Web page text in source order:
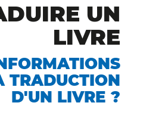
UN
LIVRE
TRADUCTION
D'UN LIVRE ?